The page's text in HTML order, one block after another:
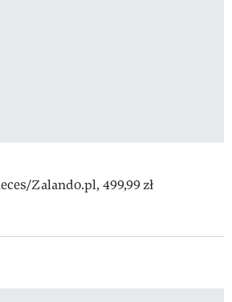
Zalando.pl, 499,99 zł